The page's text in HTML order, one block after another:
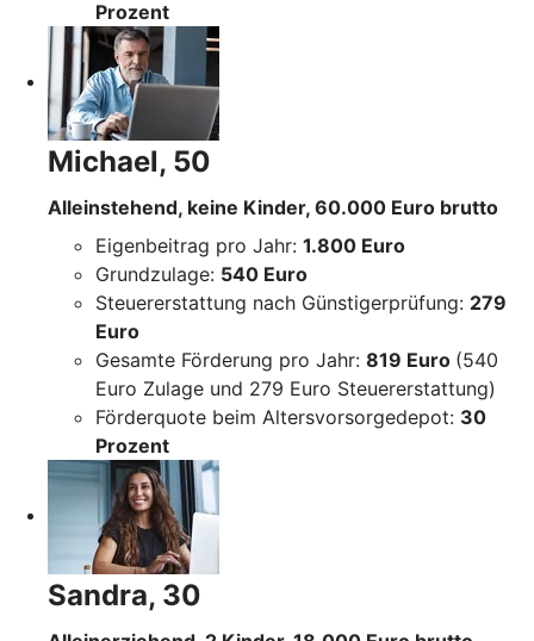
Prozent
Michael, 50
Alleinstehend, keine Kinder, 60.000 Euro brutto
Eigenbeitrag pro Jahr: 1.800 Euro
Grundzulage: 540 Euro
Steuererstattung nach Günstigerprüfung: 279
Euro
Gesamte Förderung pro Jahr: 819 Euro (540
Euro Zulage und 279 Euro Steuererstattung)
Förderquote beim Altersvorsorgedepot: 30
Prozent
Sandra, 30